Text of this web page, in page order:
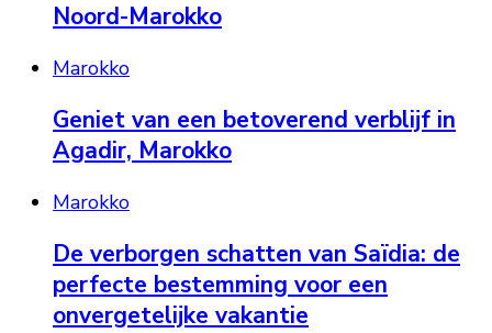
Noord-Marokko
Marokko
Geniet van een betoverend verblijf in
Agadir, Marokko
Marokko
De verborgen schatten van Saïdia: de
perfecte bestemming voor een
onvergetelijke vakantie